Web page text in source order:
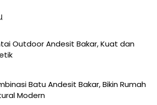
Outdoor Andesit Bakar, Kuat dan
Batu Andesit Bakar, Bikin Rumah
Modern